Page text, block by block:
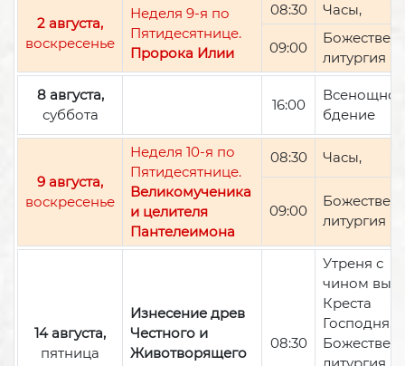
2 августа,
воскресенье
Неделя 9-я по
Пятидесятнице.
Пророка Илии
08:30 Часы,
09:00
литургия
8 августа,
суббота
16:00
Всенощное
бдение
9 августа,
воскресенье
Неделя 10-я по
Пятидесятнице.
Великомученика
и целителя
Пантелеимона
08:30 Часы,
09:00
литургия
14 августа,
пятница
Изнесение древ
Честного и
Животворящего
08:30
Утреня с
чином
Креста
Господня,